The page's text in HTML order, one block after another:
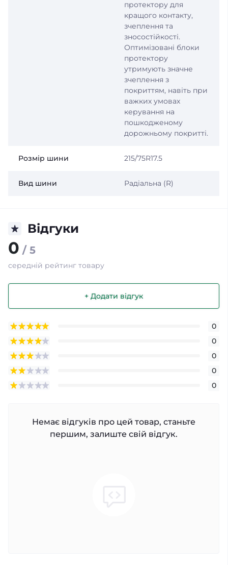
протектору для
кращого контакту,
зчеплення та
зносостійкості.
Оптимізовані блоки
протектору
утримують значне
зчеплення з
покриттям, навіть при
важких умовах
керування на
пошкодженому
дорожньому покритті.
Розмір шини 215/75R17.5
Вид шини Радіальна (R)
Відгуки
0 / 5
середній рейтинг товару
+ Додати відгук
0
0
0
0
0
Немає відгуків про цей товар, станьте
першим, залиште свій відгук.